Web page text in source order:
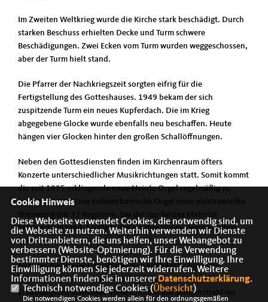
Im Zweiten Weltkrieg wurde die Kirche stark beschädigt. Durch
starken Beschuss erhielten Decke und Turm schwere
Beschädigungen. Zwei Ecken vom Turm wurden weggeschossen,
aber der Turm hielt stand.
Die Pfarrer der Nachkriegszeit sorgten eifrig für die
Fertigstellung des Gotteshauses. 1949 bekam der sich
zuspitzende Turm ein neues Kupferdach. Die im Krieg
abgegebene Glocke wurde ebenfalls neu beschaffen. Heute
hängen vier Glocken hinter den großen Schallöffnungen.
Neben den Gottesdiensten finden im Kirchenraum öfters
Konzerte unterschiedlicher Musikrichtungen statt. Somit kommt
die seit 1995 erklingende neue Heintz-Orgel regelmäßig zu
vollem Einsatz. Eine vollmechanische Orgel ohne elektronische
Steuerung mit 32 Registern, bei der nur bestes Material
Verwendung fand. Seitdem löst sie ihre Vorgängerin aus dem
Jahre 1912 ab.
Nehmen Sie in einer der Bänke zum Mittelgang hin Platz.
Betrachten Sie die bunten Glasfenster, die noch aus der
Erbauungszeit stammen. Vielleicht fällt ein Sonnenstrahl ins
Cookie Hinweis
Diese Webseite verwendet Cookies, die notwendig sind, um
die Webseite zu nutzen. Weiterhin verwenden wir Dienste
von Drittanbietern, die uns helfen, unser Webangebot zu
verbessern (Website-Optmierung). Für die Verwendung
bestimmter Dienste, benötigen wir Ihre Einwilligung. Ihre
Einwilligung können Sie jederzeit widerrufen. Weitere
Informationen finden Sie in unserer Datenschutzerklärung.
Technisch notwendige Cookies (Übersicht)
Die notwendigen Cookies werden allein für den ordnungsgemäßen